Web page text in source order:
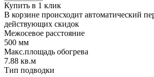
Купить в 1 клик
В корзине происходит автоматический
действующих скидок
Межосевое расстояние
500 мм
Макс.площадь обогрева
7.88 кв.м
Тип подводки